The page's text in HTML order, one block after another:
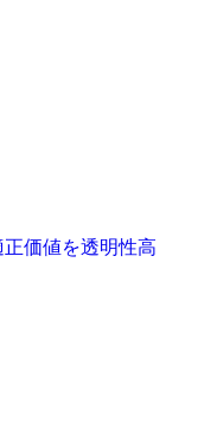
価値を透明性高